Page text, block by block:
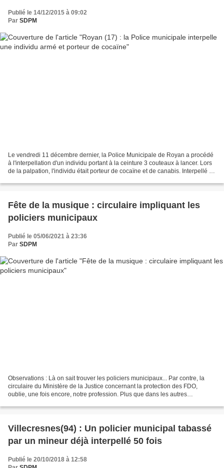
Publié le 14/12/2015 à 09:02
Par SDPM
Le vendredi 11 décembre dernier, la Police Municipale de Royan a procédé
à l'interpellation d'un individu portant à la ceinture 3 couteaux à lancer. Lors
de la palpation, l'individu était porteur de cocaïne et de canabis. Interpellé et
Fête de la musique : circulaire impliquant les
policiers municipaux
Publié le 05/06/2021 à 23:36
Par SDPM
Observations : Là on sait trouver les policiers municipaux... Par contre, la
circulaire du Ministère de la Justice concernant la protection des FDO,
oublie, une fois encore, notre profession. Plus que dans les autres
Villecresnes(94) : Un policier municipal tabassé
par un mineur déjà interpellé 50 fois
Publié le 20/10/2018 à 12:58